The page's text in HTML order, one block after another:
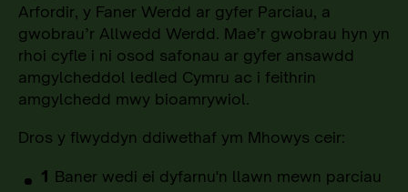
Arfordir, y Faner Werdd ar gyfer Parciau, a
gwobrau’r Allwedd Werdd. Mae’r gwobrau hyn yn
rhoi cyfle i ni osod safonau ar gyfer ansawdd
amgylcheddol ledled Cymru ac i feithrin
amgylchedd mwy bioamrywiol.
Dros y flwyddyn ddiwethaf ym Mhowys ceir:
1 Baner wedi ei dyfarnu'n llawn mewn parciau